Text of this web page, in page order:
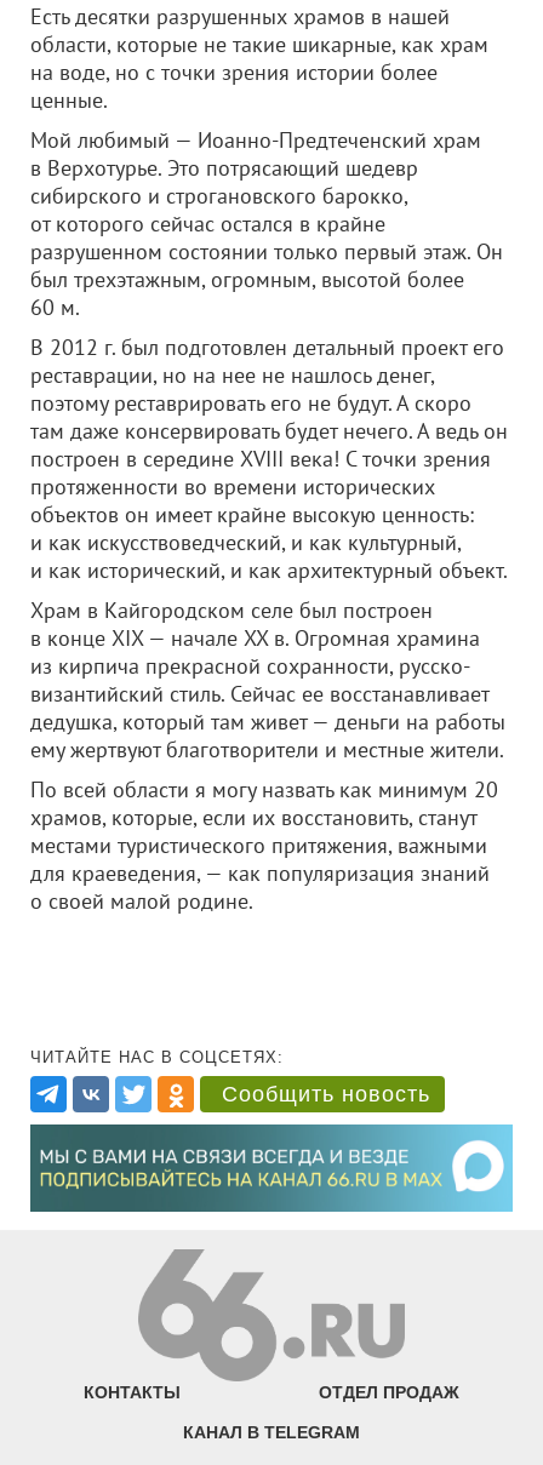
Есть десятки разрушенных храмов в нашей
области, которые не такие шикарные, как храм
на воде, но с точки зрения истории более
ценные.
Мой любимый — Иоанно-Предтеченский храм
в Верхотурье. Это потрясающий шедевр
сибирского и строгановского барокко,
от которого сейчас остался в крайне
разрушенном состоянии только первый этаж. Он
был трехэтажным, огромным, высотой более
60 м.
В 2012 г. был подготовлен детальный проект его
реставрации, но на нее не нашлось денег,
поэтому реставрировать его не будут. А скоро
там даже консервировать будет нечего. А ведь он
построен в середине XVIII века! С точки зрения
протяженности во времени исторических
объектов он имеет крайне высокую ценность:
и как искусствоведческий, и как культурный,
и как исторический, и как архитектурный объект.
Храм в Кайгородском селе был построен
в конце XIX — начале XX в. Огромная храмина
из кирпича прекрасной сохранности, русско-
византийский стиль. Сейчас ее восстанавливает
дедушка, который там живет — деньги на работы
ему жертвуют благотворители и местные жители.
По всей области я могу назвать как минимум 20
храмов, которые, если их восстановить, станут
местами туристического притяжения, важными
для краеведения, — как популяризация знаний
о своей малой родине.
ЧИТАЙТЕ НАС В СОЦСЕТЯХ:
Сообщить новость
КОНТАКТЫ ОТДЕЛ ПРОДАЖ
КАНАЛ В TELEGRAM